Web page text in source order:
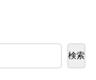
検索